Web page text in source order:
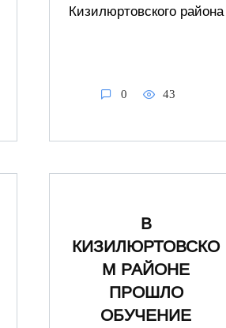
Кизилюртовского района
0 43
В
КИЗИЛЮРТОВСКО
М РАЙОНЕ
ПРОШЛО
ОБУЧЕНИЕ